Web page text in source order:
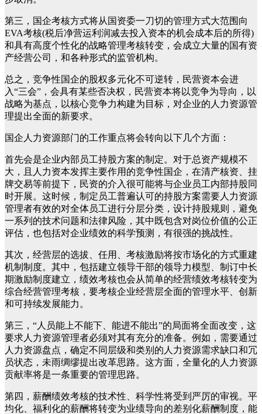
第三，国企考核方式将从国资委一刀切的管理方式大范围向
EVA考核(税后净营运利润减去投入资本的机会成本后的所得)
和具有高度个性化的战略管理考核转变，会成立大量的国有资
产经营公司，和各种形式的监管机构。
总之，竞争性国企的股权多元化不可逆转，民营资本会进
入“三会”，会具有某些否决权，民营资本将以竞争为导向，以
战略为基点，以核心竞争力构建为目标，对企业的人力资源管
理提出全面的新要求。
国企人力资源部门的工作重点将会转向以下几个方面：
首先会是企业内部员工持股方案的制定。对于总资产规模不
大，且人力资本发挥主要作用的竞争性国企，在清产核资、挂
牌交易等前提下，民资的介入很可能将与企业员工内部持股同
时开展。这时候，制定员工普遍认可的持股方案需要人力资源
管理者有效的对全体员工进行分层分类，设计持股规则，避免
一系列的技术问题和法律风险，其中既包含对岗位价值的公正
评估，也包括对企业绩效的科学预测，有很强的挑战性。
其次，经营层的选拔、任用、考核激励将按市场化的方式重建
机制制度。其中，包括建立领导干部的领导力模型、制订中长
期激励制度建立，绩效考核也会从简单的经营绩效考核转变为
综合经营管理考核，要考核企业经营层全面的管理水平、创新
和可持续发展能力。
第三，“人员能上不能下、能进不能出”的局面将全面改变，这
要求人力资源管理者必须对其有充分的准备。例如，需要通过
人力资源盘点，确定不同层级和类别的人力资源需求缺口和冗
员状态，未雨绸缪提出改革思路。这方面，全量化的人力资源
贡献率将是一条重要的管理思路。
第四，薪酬绩效考核的技术性、科学性将受到严厉的审视。平
均化、福利化的薪酬将转变为业绩导向的差别化薪酬制度，能